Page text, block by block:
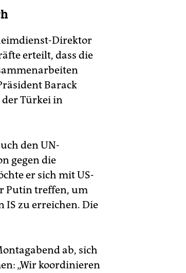
Direktor
erteilt, dass die
Barack
Türkei in
den UN-
gegen die
er sich mit US-
Putin treffen, um
IS zu erreichen. Die
ab, sich
„Wir koordinieren